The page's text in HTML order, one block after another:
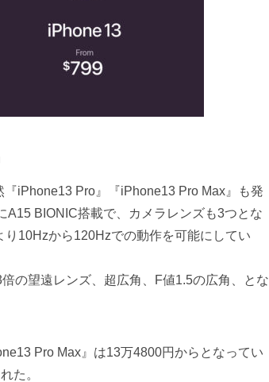
iPhone13 Pro』『iPhone13 Pro Max』も発
BIONIC搭載で、カメラレンズも3つとな
10Hzから120Hzでの動作を可能にしてい
の望遠レンズ、超広角、F値1.5の広角、とな
Pro Max』は13万4800円からとなってい
た。